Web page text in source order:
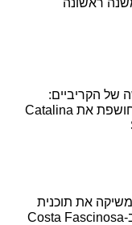
ראשונה
של הקריביים:
קבוצת MSC חושפת את Catalina
את תוכנית